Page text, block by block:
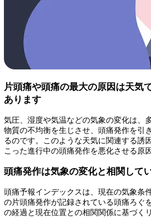
片頭痛や頭痛の最大の原因は天気
あります
気圧、湿度や気温などの気象の変化は、
物質の不均衡を生じさせ、頭痛発作を引
るのです。このような天気に関連する誘
こった進行中の頭痛発作を悪化させる原
頭痛発作は気象の変化と相関して
頭痛予報インデックスは、現在の気象条
の片頭痛発作が記録されている頭痛ろぐ
の経過と現在位置との相関関係に基づく